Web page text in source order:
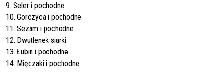
9. Seler i pochodne
10. Gorczyca i pochodne
11. Sezam i pochodne
12. Dwutlenek siarki
13. Łubin i pochodne
14. Mięczaki i pochodne